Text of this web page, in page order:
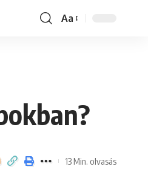
Font
Aa
13 Min. olvasás